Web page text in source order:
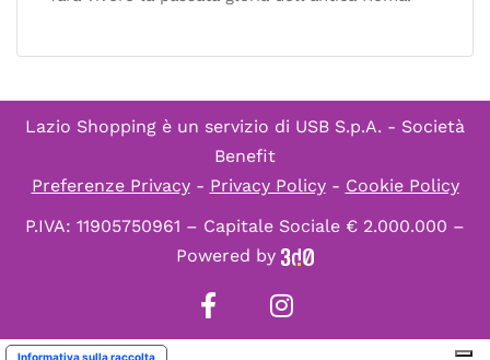
Lazio Shopping è un servizio di USB S.p.A. - Società
Benefit
Preferenze Privacy- Privacy Policy- Cookie Policy
P.IVA: 11905750961 – Capitale Sociale € 2.000.000 –
Powered by
Informativa sulla raccolta